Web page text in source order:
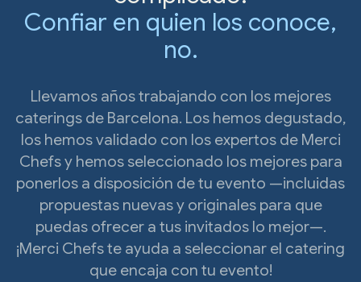
Confiar en quien los conoce,
no.
Llevamos años trabajando con los mejores
caterings de Barcelona. Los hemos degustado,
los hemos validado con los expertos de Merci
Chefs y hemos seleccionado los mejores para
ponerlos a disposición de tu evento —incluidas
propuestas nuevas y originales para que
puedas ofrecer a tus invitados lo mejor—.
¡Merci Chefs te ayuda a seleccionar el catering
que encaja con tu evento!